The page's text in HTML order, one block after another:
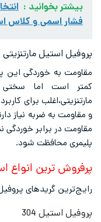
بیشتر بخوانید :
فشار اسمی و کلاس
پروفیل استیل مارتنزیتی
مقاومت به خوردگی این
کمتر است اما سختی
مارتنزیتی،اغلب برای
و مقاومت به ضربه نیاز
مقاومت در برابر
پلیمری محافظت شود.
پرفروش ترین انواع
رایج‌ترین گریدهای پروفیل
پروفیل استیل 304